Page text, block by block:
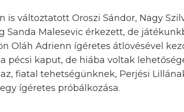
is változtatott Oroszi Sándor, Nagy
Sanda Malesevic érkezett, de
Oláh Adrienn ígéretes átlövésével
pécsi kaput, de hiába voltak
fiatal tehetségünknek, Perjési
ígéretes próbálkozása.